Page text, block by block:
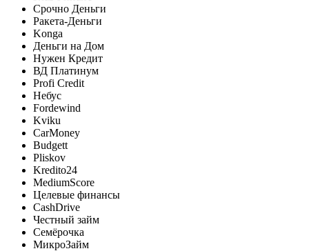
Срочно Деньги
Ракета-Деньги
Konga
Деньги на Дом
Нужен Кредит
ВД Платинум
Profi Credit
Небус
Fordewind
Kviku
CarMoney
Budgett
Pliskov
Kredito24
MediumScore
Целевые финансы
CashDrive
Честный займ
Семёрочка
МикроЗайм